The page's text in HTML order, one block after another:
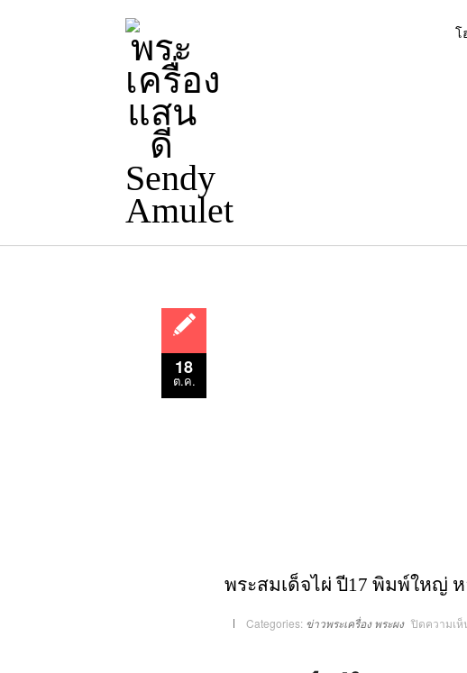
โ
18
ต.ค.
พระสมเด็จไผ่ ปี17 พิมพ์ใหญ่
Categories: ข่าวพระเครื่อง พระผง ปิดความเห็